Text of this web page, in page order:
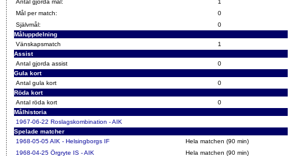
Antal gjorda mål:
1
Mål per match:
0
Självmål:
0
Måluppdelning
Vänskapsmatch
1
Assist
Antal gjorda assist
0
Gula kort
Antal gula kort
0
Röda kort
Antal röda kort
0
Målhistoria
1967-06-22 Roslagskombination - AIK
Spelade matcher
1968-05-05AIK - Helsingborgs IF
Hela matchen (90 min)
1968-04-25 Örgryte IS - AIK Hela matchen (90 min)